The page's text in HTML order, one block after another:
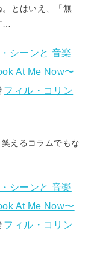
とはいえ、「無
…
シーンと 音楽
At Me Now〜
フィル・コリン
えるコラムでもな
シーンと 音楽
At Me Now〜
フィル・コリン